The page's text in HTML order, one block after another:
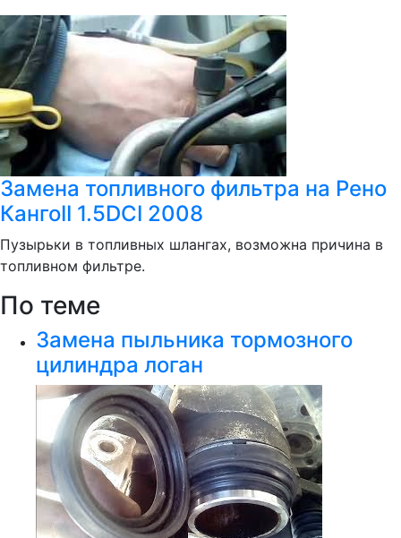
Замена топливного фильтра на Рено
КангоII 1.5DCI 2008
Пузырьки в топливных шлангах, возможна причина в
топливном фильтре.
По теме
Замена пыльника тормозного
цилиндра логан